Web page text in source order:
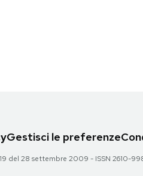
Gestisci le preferenze
del 28 settembre 2009 - ISSN 2610-